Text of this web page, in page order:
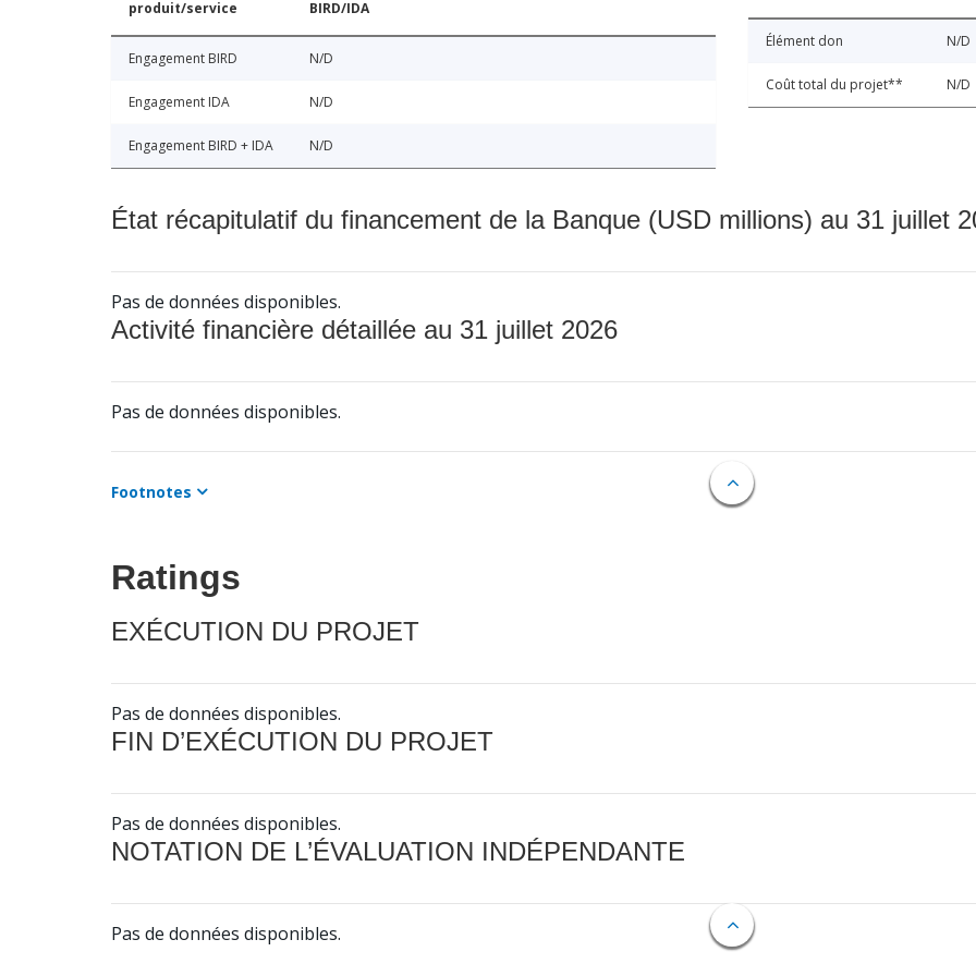
produit/service BIRD/IDA
Engagement BIRD N/D
Engagement IDA N/D
Engagement BIRD + IDA N/D
Élément don N/D
Coût total du projet** N/D
État récapitulatif du financement de la Banque (USD millions) au 31 juillet
Pas de données disponibles.
Activité financière détaillée au 31 juillet 2026
Pas de données disponibles.
Footnotes
Ratings
EXÉCUTION DU PROJET
Pas de données disponibles.
FIN D’EXÉCUTION DU PROJET
Pas de données disponibles.
NOTATION DE L’ÉVALUATION INDÉPENDANTE
Pas de données disponibles.